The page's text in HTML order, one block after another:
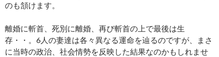
のも頷けます。
離婚に斬首、死別に離婚、再び斬首の上で最後は生
存・・。6人の妻達は各々異なる運命を辿るのですが、まさ
に当時の政治、社会情勢を反映した結果なのかもしれませ